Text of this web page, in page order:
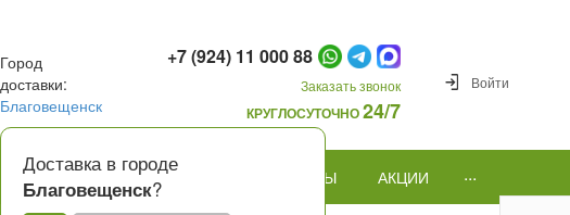
Город
доставки:
Благовещенск
Доставка в городе
Благовещенск?
+7 (924) 11 000 88
Заказать звонок
КРУГЛОСУТОЧНО24/7
Войти
КОМУ ПОВОД ПОДАРКИ И ШАРЫ АКЦИИ ...